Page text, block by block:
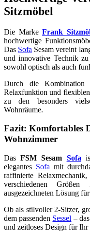
Sitzmöbel
Die MarkeFrank
hochwertige
Das Sofa Sesam vereint
und innovative Technik
sowohl optisch als auch
Durch die Kombination
Relaxfunktion und
zu den besonders
Wohnräume.
Fazit: Komfortables
Wohnzimmer
DasFSM Sesam Sofa
elegantes Sofa mit
raffinierte
verschiedenen
ausgezeichneten Lösung
Ob als stilvoller 2-Sitzer,
dem passenden Sessel – das
und zeitloses Design für Ihr